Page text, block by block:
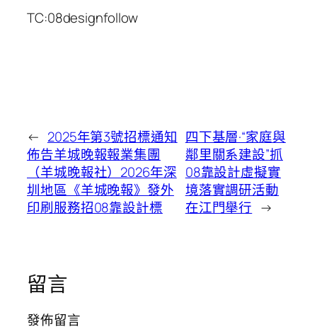
TC:08designfollow
← 2025年第3號招標通知
佈告羊城晚報報業集團
（羊城晚報社）2026年深
圳地區《羊城晚報》發外
印刷服務招08靠設計標
四下基層·“家庭與
鄰里關系建設”抓
08靠設計虛擬實
境落實調研活動
在江門舉行 →
留言
發佈留言